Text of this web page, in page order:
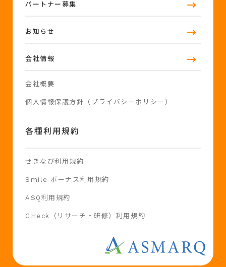
パートナー募集
お知らせ
会社情報
会社概要
個人情報保護方針（プライバシーポリシー）
各種利用規約
せきなび利用規約
Smile ボーナス利用規約
ASQ利用規約
CHeck（リサーチ・研修）利用規約